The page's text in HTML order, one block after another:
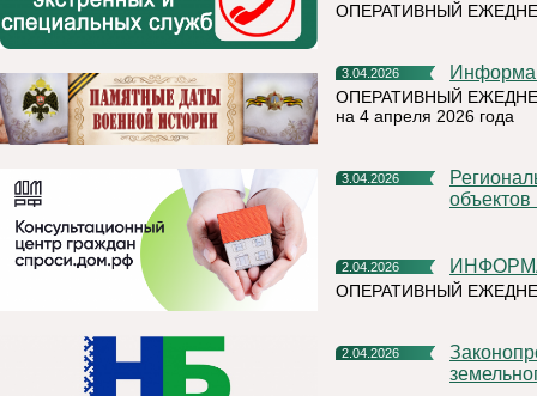
ОПЕРАТИВНЫЙ
3.04.2026
ОПЕРАТИВНЫЙ
на 4 апреля 2026 года
3.04.2026
Региональный Роскадастр рассказал, что значит вовлечение
2.04.2026
ОПЕРАТИВНЫЙ
2.04.2026
Законопроекты Росреестра повысят эффективность